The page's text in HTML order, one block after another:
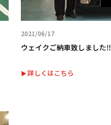
2021/06/17
ウェイクご納車致しました‼
詳しくはこちら